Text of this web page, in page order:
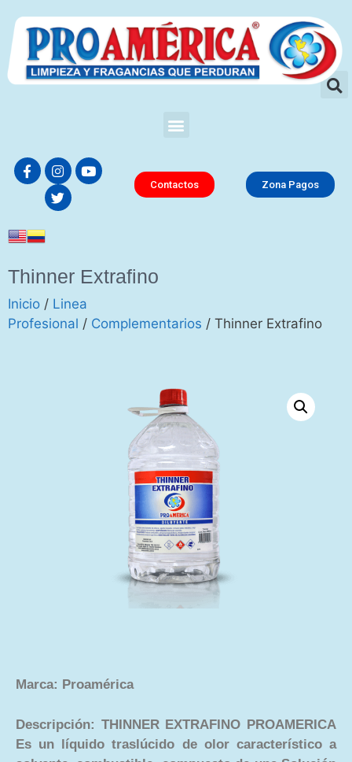
Contactos Zona Pagos
Thinner Extrafino
Inicio / Linea
Profesional / Complementarios / Thinner Extrafino
Marca: Proamérica
Descripción: THINNER EXTRAFINO PROAMERICA
Es un líquido traslúcido de olor característico a